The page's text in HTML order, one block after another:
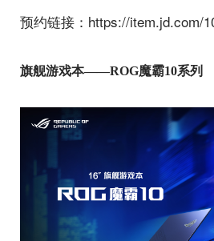
预约链接：https://item.jd.com/
旗舰游戏本——ROG魔霸10系列